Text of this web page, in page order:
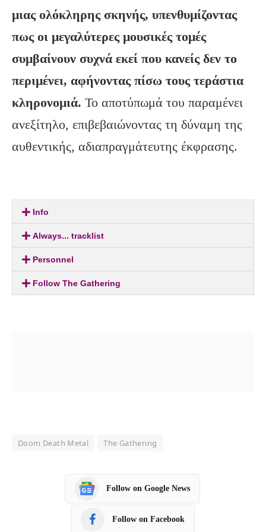
μιας ολόκληρης σκηνής, υπενθυμίζοντας
πως οι μεγαλύτερες μουσικές τομές
συμβαίνουν συχνά εκεί που κανείς δεν το
περιμένει, αφήνοντας πίσω τους τεράστια
κληρονομιά. Το αποτύπωμά του παραμένει
ανεξίτηλο, επιβεβαιώνοντας τη δύναμη της
αυθεντικής, αδιαπραγμάτευτης έκφρασης.
Info
Always... tracklist
Personnel
Follow The Gathering
Doom Death Metal The Gathering
Follow on Google News
Follow on Facebook